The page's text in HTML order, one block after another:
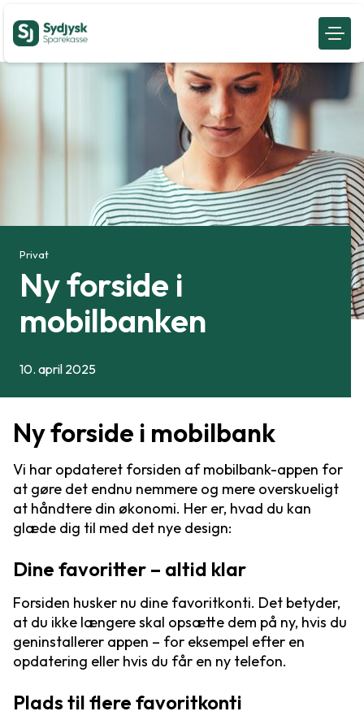
Privat
Ny forside i
mobilbanken
10. april 2025
Ny forside i mobilbank
Vi har opdateret forsiden af mobilbank-appen for
at gøre det endnu nemmere og mere overskueligt
at håndtere din økonomi. Her er, hvad du kan
glæde dig til med det nye design:
Dine favoritter – altid klar
Forsiden husker nu dine favoritkonti. Det betyder,
at du ikke længere skal opsætte dem på ny, hvis du
geninstallerer appen – for eksempel efter en
opdatering eller hvis du får en ny telefon.
Plads til flere favoritkonti